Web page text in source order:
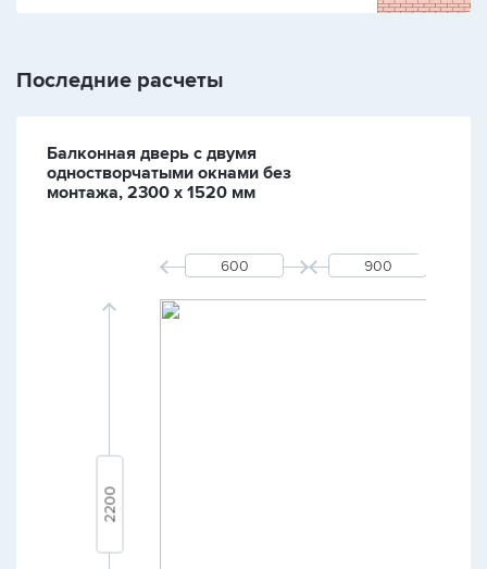
Последние расчеты
Балконная дверь с двумя
одностворчатыми окнами без
монтажа, 2300 х 1520 мм